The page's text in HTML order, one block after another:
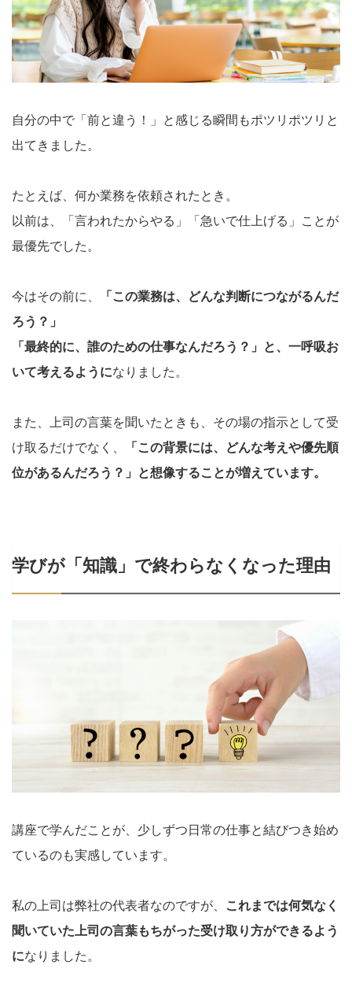
自分の中で「前と違う！」と感じる瞬間もポツリポツリと
出てきました。
たとえば、何か業務を依頼されたとき。
以前は、「言われたからやる」「急いで仕上げる」ことが
最優先でした。
今はその前に、
「この業務は、どんな判断につながるんだ
ろう？」
「最終的に、誰のための仕事なんだろう？」と、一呼吸お
いて考えるようになりました。
また、上司の言葉を聞いたときも、その場の指示として受
け取るだけでなく、
「この背景には、どんな考えや優先順
位があるんだろう？」と想像することが増えています。
学びが「知識」で終わらなくなった理由
講座で学んだことが、少しずつ日常の仕事と結びつき始め
ているのも実感しています。
私の上司は弊社の代表者なのですが、
これまでは何気なく
聞いていた上司の言葉もちがった受け取り方ができるよう
になりました。